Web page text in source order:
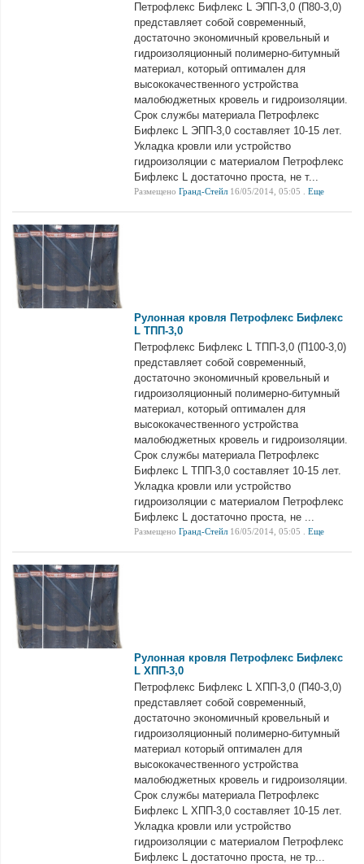
Петрофлекс Бифлекс L ЭПП-3,0 (П80-3,0)
представляет собой современный,
достаточно экономичный кровельный и
гидроизоляционный полимерно-битумный
материал, который оптимален для
высококачественного устройства
малобюджетных кровель и гидроизоляции.
Срок службы материала Петрофлекс
Бифлекс L ЭПП-3,0 составляет 10-15 лет.
Укладка кровли или устройство
гидроизоляции с материалом Петрофлекс
Бифлекс L достаточно проста, не т...
Размещено Гранд-Стейл 16/05/2014, 05:05 . Еще
Рулонная кровля Петрофлекс Бифлекс
L ТПП-3,0
Петрофлекс Бифлекс L ТПП-3,0 (П100-3,0)
представляет собой современный,
достаточно экономичный кровельный и
гидроизоляционный полимерно-битумный
материал, который оптимален для
высококачественного устройства
малобюджетных кровель и гидроизоляции.
Срок службы материала Петрофлекс
Бифлекс L ТПП-3,0 составляет 10-15 лет.
Укладка кровли или устройство
гидроизоляции с материалом Петрофлекс
Бифлекс L достаточно проста, не ...
Размещено Гранд-Стейл 16/05/2014, 05:05 . Еще
Рулонная кровля Петрофлекс Бифлекс
L ХПП-3,0
Петрофлекс Бифлекс L ХПП-3,0 (П40-3,0)
представляет собой современный,
достаточно экономичный кровельный и
гидроизоляционный полимерно-битумный
материал который оптимален для
высококачественного устройства
малобюджетных кровель и гидроизоляции.
Срок службы материала Петрофлекс
Бифлекс L ХПП-3,0 составляет 10-15 лет.
Укладка кровли или устройство
гидроизоляции с материалом Петрофлекс
Бифлекс L достаточно проста, не тр...